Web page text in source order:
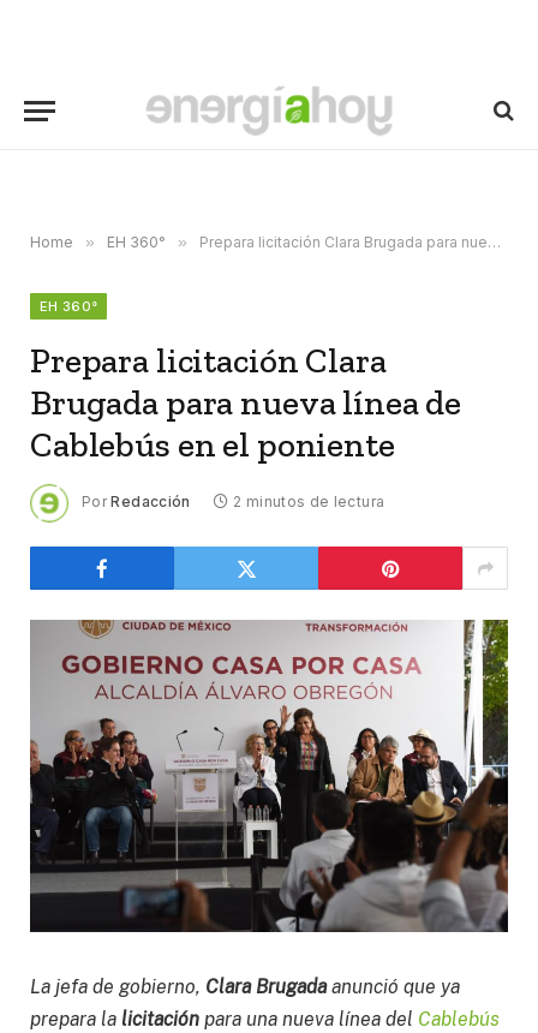
Home » EH 360° » Prepara licitación Clara Brugada para nueva línea de Cablebús en el poniente
EH 360°
Prepara licitación Clara
Brugada para nueva línea de
Cablebús en el poniente
Por Redacción 2 minutos de lectura
La jefa de gobierno, Clara Brugadaanunció que ya
prepara la licitación para una nueva línea del Cablebús